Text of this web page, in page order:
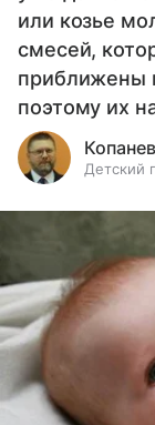
или козье
смесей,
приближены
поэтому их
Детский